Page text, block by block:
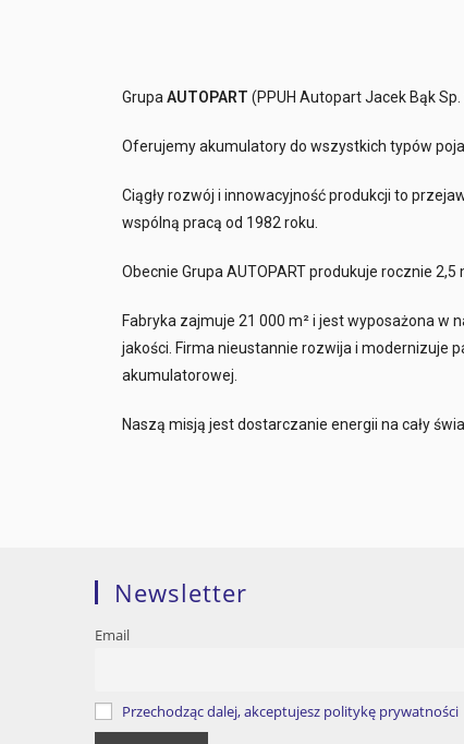
Grupa AUTOPART (PPUH Autopart Jacek Bąk
Oferujemy akumulatory do wszystkich typów
Ciągły rozwój i innowacyjność produkcji to
wspólną pracą od 1982 roku.
Obecnie Grupa AUTOPART produkuje rocznie
Fabryka zajmuje 21 000 m² i jest wyposażona
jakości. Firma nieustannie rozwija i modernizuje
akumulatorowej.
Naszą misją jest dostarczanie energii na cały
Newsletter
Email
Przechodząc dalej, akceptujesz politykę prywatności